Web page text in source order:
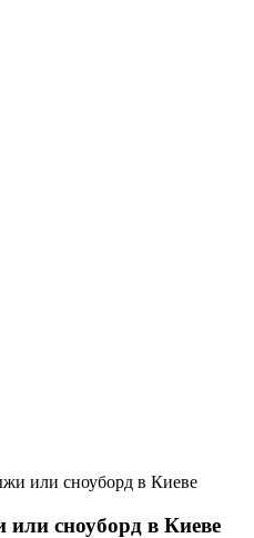
или сноуборд в Киеве
или сноуборд в Киеве